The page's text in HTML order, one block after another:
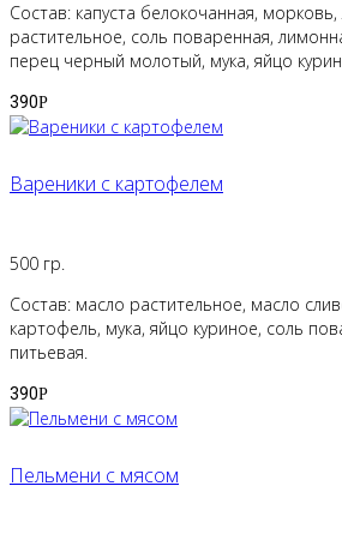
Состав: капуста белокочанная,
растительное, соль поваренная,
перец черный молотый, мука, яйцо
390Р
Вареники с картофелем
500 гр.
Состав: масло растительное, масло
картофель, мука, яйцо куриное, соль
питьевая.
390Р
Пельмени с мясом